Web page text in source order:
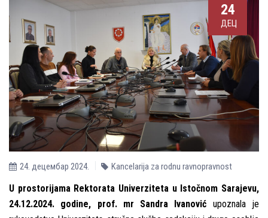
24
ДЕЦ
24. децембар 2024. Kancelarija za rodnu ravnopravnost
U prostorijama Rektorata Univerziteta u Istočnom Sarajevu,
24.12.2024. godine, prof. mr Sandra Ivanović upoznala je